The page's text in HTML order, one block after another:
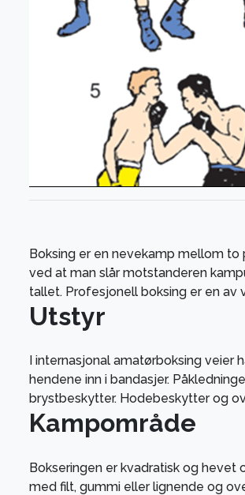
Boksing er en nevekamp mellom
ved at man slår motstanderen
tallet. Profesjonell boksing er en
Utstyr
I internasjonal amatørboksing veier
hendene inn i bandasjer.
brystbeskytter. Hodebeskytter og
Kampområde
Bokseringen er kvadratisk og hevet
med filt, gummi eller lignende og